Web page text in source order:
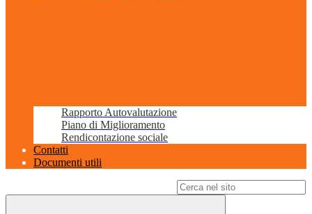
Rapporto Autovalutazione
Piano di Miglioramento
Rendicontazione sociale
Contatti
Documenti utili